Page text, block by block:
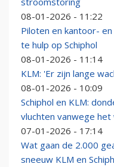
08-01-2026 - 11:22
Piloten en kantoor-
te hulp op Schiphol
08-01-2026 - 11:14
KLM: 'Er zijn lange
08-01-2026 - 10:09
Schiphol en KLM:
vluchten vanwege
07-01-2026 - 17:14
Wat gaan de 2.000
sneeuw KLM en